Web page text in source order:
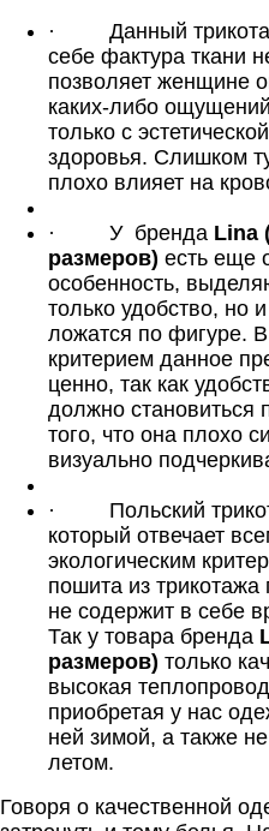
·
Данный
себе фактура ткани
позволяет женщине
каких-либо
только с
здоровья. Слишком
плохо влияет на
· У бренда Lina
размеров) есть еще
особенность,
только удобство, но
ложатся по фигуре.
критерием данное
ценно, так как
должно становиться
того, что она плохо
визуально
·
Польский
который отвечает
экологическим
пошита из трикотажа
не содержит в себе
Так у товара бренда
размеров) только
высокая
приобретая у нас
ней зимой, а также
летом.
Говоря о качественной